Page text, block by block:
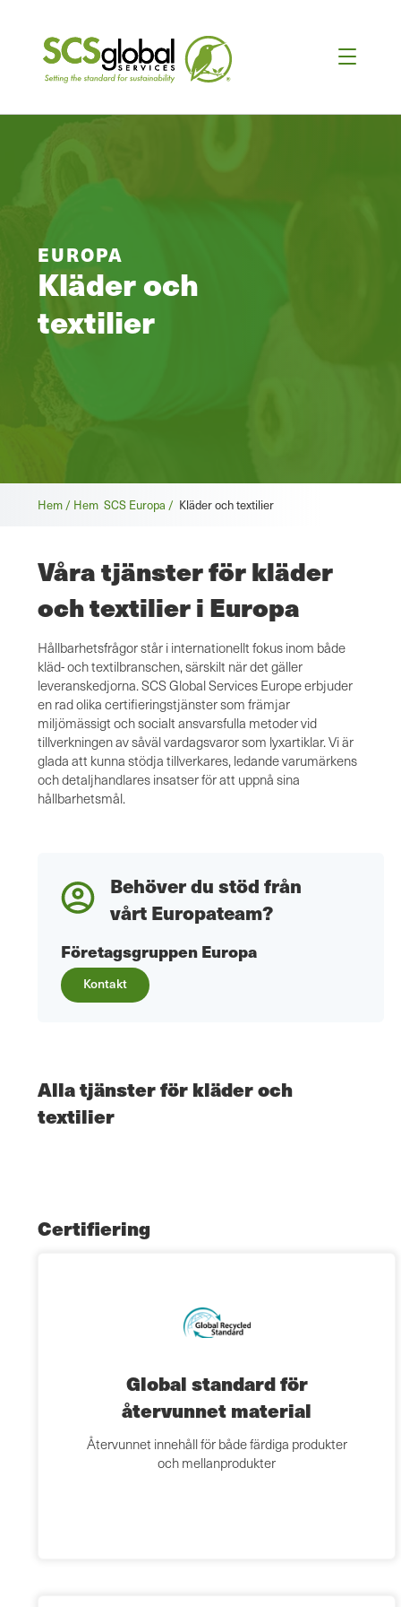
EUROPA
Kläder och
textilier
Brödsmula
Hem / Hem SCS Europa / Kläder och textilier
Våra tjänster för kläder
och textilier i Europa
Hållbarhetsfrågor står i internationellt fokus inom både
kläd- och textilbranschen, särskilt när det gäller
leveranskedjorna. SCS Global Services Europe erbjuder
en rad olika certifieringstjänster som främjar
miljömässigt och socialt ansvarsfulla metoder vid
tillverkningen av såväl vardagsvaror som lyxartiklar. Vi är
glada att kunna stödja tillverkares, ledande varumärkens
och detaljhandlares insatser för att uppnå sina
hållbarhetsmål.
Behöver du stöd från
vårt Europateam?
Företagsgruppen Europa
Kontakt
Alla tjänster för kläder och
textilier
Certifiering
Global standard för
återvunnet material
Återvunnet innehåll för både färdiga produkter
och mellanprodukter